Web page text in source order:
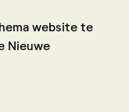
website te
Nieuwe